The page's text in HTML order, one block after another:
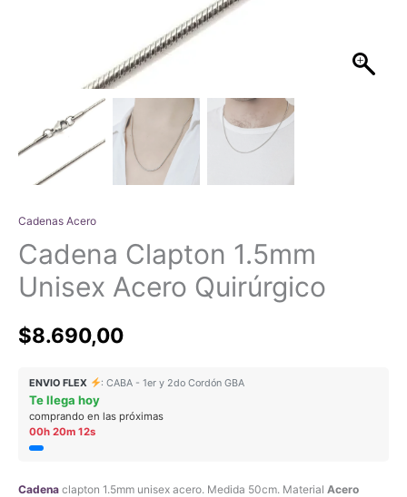
Cadenas Acero
Cadena Clapton 1.5mm
Unisex Acero Quirúrgico
$8.690,00
ENVIO FLEX : CABA - 1er y 2do Cordón GBA
Te llega hoy
comprando en las próximas
00h 20m 11s
Cadena clapton 1.5mm unisex acero. Medida 50cm. Material Acero